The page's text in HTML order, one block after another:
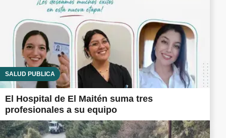
SALUD PÚBLICA
El Hospital de El Maitén suma tres
profesionales a su equipo